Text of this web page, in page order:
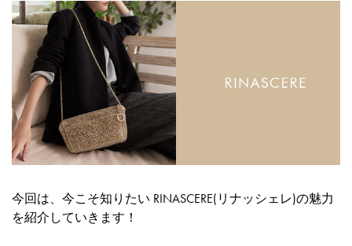
今回は、今こそ知りたい RINASCERE(リナッシェレ)の魅力
を紹介していきます！